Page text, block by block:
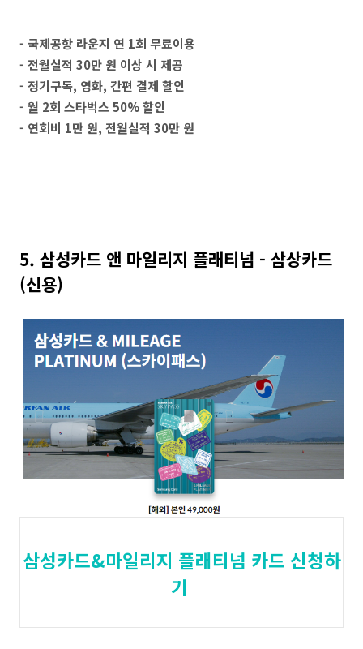
- 국제공항 라운지 연 1회 무료이용
- 전월실적 30만 원 이상 시 제공
- 정기구독, 영화, 간편 결제 할인
- 월 2회 스타벅스 50% 할인
- 연회비 1만 원, 전월실적 30만 원
5. 삼성카드 앤 마일리지 플래티넘 - 삼상카드
(신용)
삼성카드&마일리지 플래티넘 카드 신청하
기